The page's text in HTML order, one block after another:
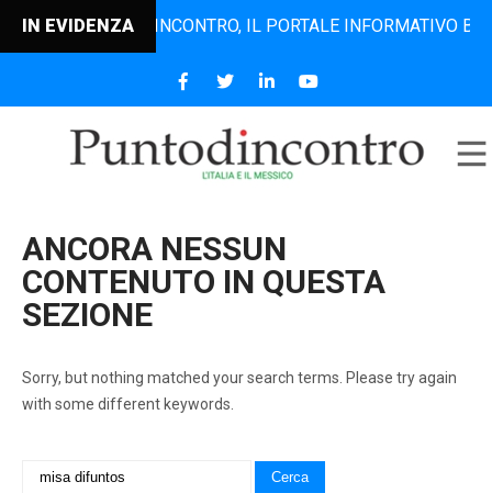
IN EVIDENZA
PUNTODINCONTRO, IL PORTALE INFORMATIVO
ANCORA NESSUN
CONTENUTO IN QUESTA
SEZIONE
Sorry, but nothing matched your search terms. Please try again
with some different keywords.